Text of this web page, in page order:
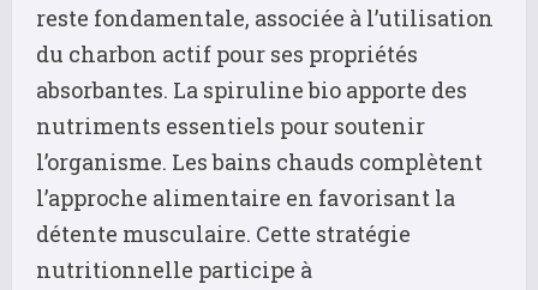
reste fondamentale, associée à l’utilisation
du charbon actif pour ses propriétés
absorbantes. La spiruline bio apporte des
nutriments essentiels pour soutenir
l’organisme. Les bains chauds complètent
l’approche alimentaire en favorisant la
détente musculaire. Cette stratégie
nutritionnelle participe à